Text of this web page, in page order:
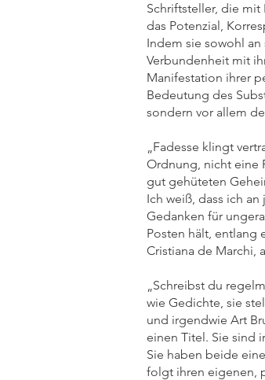
Schriftsteller, die
das Potenzial,
Indem sie sowohl
Verbundenheit mit
Manifestation ihrer
Bedeutung des
sondern vor allem
„Fadesse klingt
Ordnung, nicht eine
gut gehüteten
Ich weiß, dass ich
Gedanken für
Posten hält, entlang
Cristiana de Marchi,
„Schreibst du
wie Gedichte, sie
und irgendwie Art
einen Titel. Sie sind
Sie haben beide
folgt ihren eigenen,